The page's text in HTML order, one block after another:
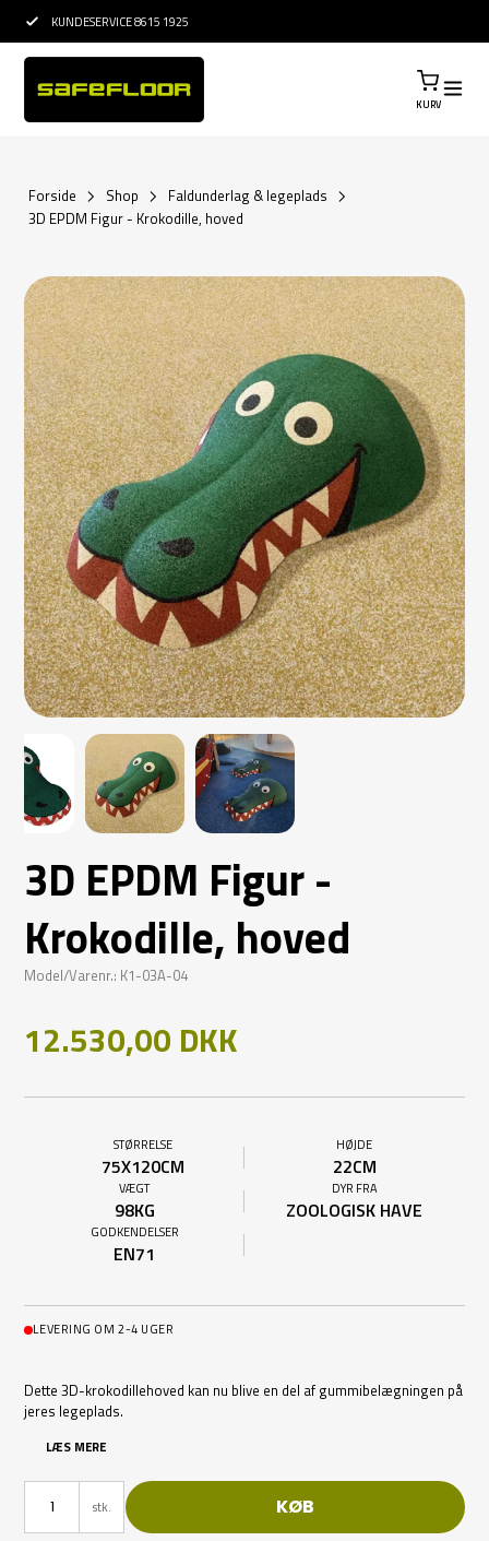
15 ÅRS ERFARING I ETABLERING
KURV
Forside Shop
Faldunderlag & legeplads
3D EPDM Figur - Krokodille, hoved
3D EPDM Figur -
Krokodille, hoved
Model/Varenr.: K1-03A-04
12.530,00 DKK
STØRRELSE
75X120CM
HØJDE
22CM
VÆGT
98KG
DYR FRA
ZOOLOGISK HAVE
GODKENDELSER
EN71
LEVERING OM 2-4 UGER
Dette 3D-krokodillehoved kan nu blive en del af gummibelægningen på
jeres legeplads.
LÆS MERE
stk. KØB